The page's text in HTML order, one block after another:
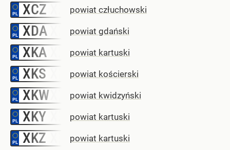
XCZ powiat człuchowski
XDA powiat gdański
XKA powiat kartuski
XKS powiat kościerski
XKW powiat kwidzyński
XKY powiat kartuski
XKZ powiat kartuski